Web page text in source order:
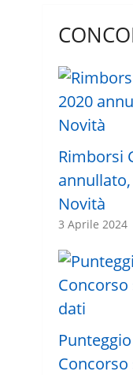
Rimborsi
Novità
3 Aprile 2024
Concorso